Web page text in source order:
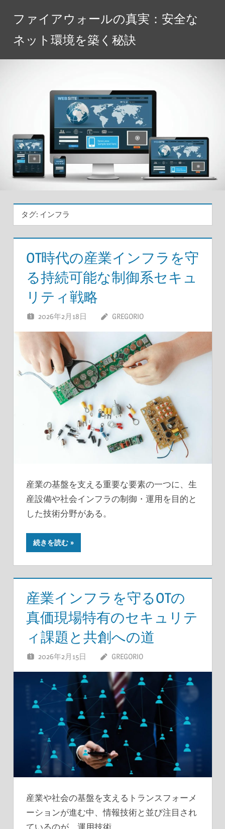
ファイアウォールの真実：安全な
ネット環境を築く秘訣
タグ: インフラ
OT時代の産業インフラを守
る持続可能な制御系セキュ
リティ戦略
2026年2月18日 GREGORIO
産業の基盤を支える重要な要素の一つに、生
産設備や社会インフラの制御・運用を目的と
した技術分野がある。
続きを読む
産業インフラを守るOTの
真価現場特有のセキュリテ
ィ課題と共創への道
2026年2月15日 GREGORIO
産業や社会の基盤を支えるトランスフォーメ
ーションが進む中、情報技術と並び注目され
ているのが、運用技術